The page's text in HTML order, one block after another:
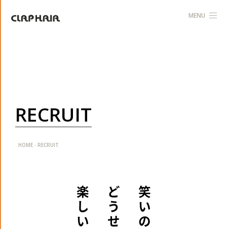
MENU
RECRUIT
HOME - RECRUIT
笑
い
の
ど
う
せ
楽
し
い